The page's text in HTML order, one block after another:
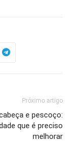
Próximo artigo
e pescoço:
que é preciso
melhorar